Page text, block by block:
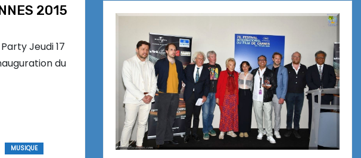
2015
Jeudi 17
du
MUSIQUE